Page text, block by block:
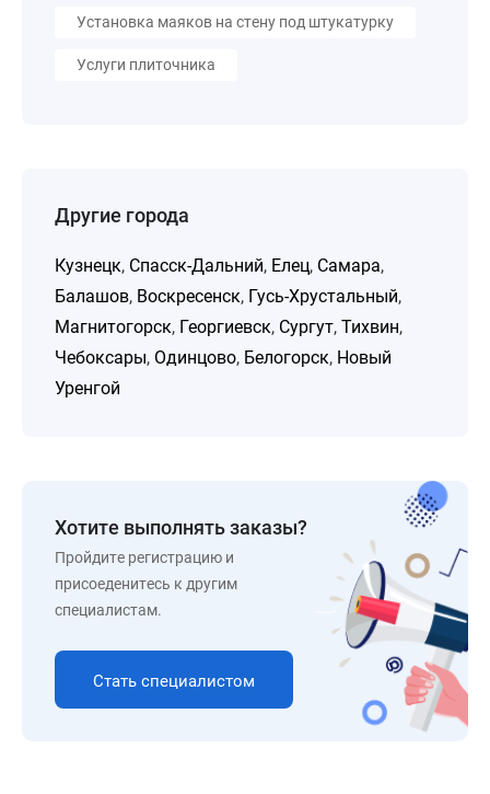
Установка маяков на стену под штукатурку
Услуги плиточника
Другие города
Кузнецк, Спасск-Дальний, Елец, Самара,
Балашов, Воскресенск, Гусь-Хрустальный,
Магнитогорск, Георгиевск, Сургут, Тихвин,
Чебоксары, Одинцово, Белогорск, Новый
Уренгой
Хотите выполнять заказы?
Пройдите регистрацию и
присоеденитесь к другим
специалистам.
Стать специалистом